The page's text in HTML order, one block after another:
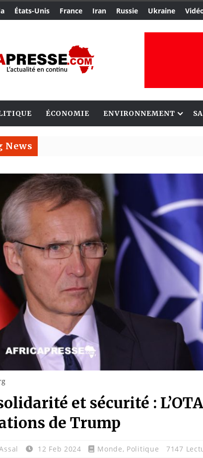
États-Unis France Iran Russie Ukraine
ÉCONOMIE ENVIRONNEMENT
News
et sécurité :
de Trump
12 Feb 2024 Monde, Politique 7147